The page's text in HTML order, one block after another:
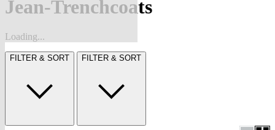
Jean-Trenchcoats
Loading...
FILTER & SORT FILTER & SORT